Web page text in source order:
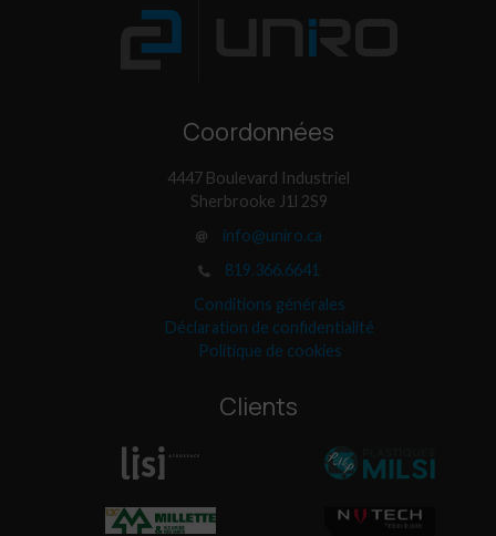
Coordonnées
4447 Boulevard Industriel
Sherbrooke J1l 2S9
info@uniro.ca
819.366.6641
Conditions générales
Déclaration de confidentialité
Politique de cookies
Clients